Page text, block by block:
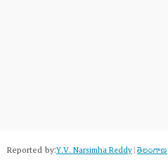
Reported by:Y.V. Narsimha Reddy|తెలంగాణ‌